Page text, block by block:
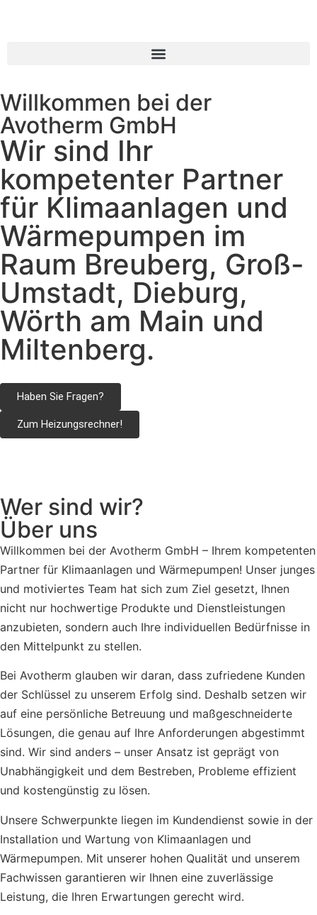
Willkommen bei der
Avotherm GmbH
Wir sind Ihr
kompetenter Partner
für Klimaanlagen und
Wärmepumpen im
Raum Breuberg, Groß-
Umstadt, Dieburg,
Wörth am Main und
Miltenberg.
Haben Sie Fragen?
Zum Heizungsrechner!
Wer sind wir?
Über uns
Willkommen bei der Avotherm GmbH – Ihrem kompetenten
Partner für Klimaanlagen und Wärmepumpen! Unser junges
und motiviertes Team hat sich zum Ziel gesetzt, Ihnen
nicht nur hochwertige Produkte und Dienstleistungen
anzubieten, sondern auch Ihre individuellen Bedürfnisse in
den Mittelpunkt zu stellen.
Bei Avotherm glauben wir daran, dass zufriedene Kunden
der Schlüssel zu unserem Erfolg sind. Deshalb setzen wir
auf eine persönliche Betreuung und maßgeschneiderte
Lösungen, die genau auf Ihre Anforderungen abgestimmt
sind. Wir sind anders – unser Ansatz ist geprägt von
Unabhängigkeit und dem Bestreben, Probleme effizient
und kostengünstig zu lösen.
Unsere Schwerpunkte liegen im Kundendienst sowie in der
Installation und Wartung von Klimaanlagen und
Wärmepumpen. Mit unserer hohen Qualität und unserem
Fachwissen garantieren wir Ihnen eine zuverlässige
Leistung, die Ihren Erwartungen gerecht wird.